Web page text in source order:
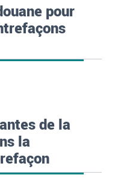
pour
de la
la